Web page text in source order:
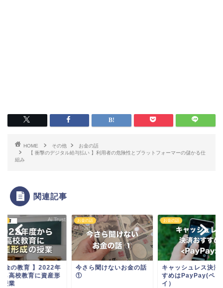
HOME その他
お金の話
【 衝撃のデジタル給与払い 】利用者の危険性とプラットフォーマーの儲かる仕
組み
関連記事
金の教育 】2022年
ら高校教育に資産形
授業
お金の話
今さら聞けないお金の話
①
お金の話
キャッシュレス決済
すめはPayPay(ペイ
イ）